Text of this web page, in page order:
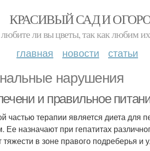
КРАСИВЫЙ САД И
любите ли вы цветы, так как любим
главная новости статьи
нарушения
и правильное
частью терапии является диета для
Ее назначают при гепатитах
тяжести в зоне правого подреберья и